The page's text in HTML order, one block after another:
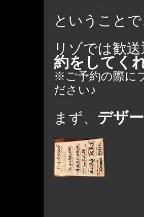
ということ
リゾでは歓
約をしてく
※ご予約の際に
ださい♪
まず、 デザ